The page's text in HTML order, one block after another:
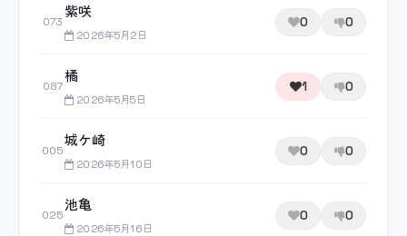
073
紫咲
2026年5月2日
0 0
087
橘
2026年5月5日
1 0
005
城ケ崎
2026年5月10日
0 0
025
池亀
2026年5月16日
0 0